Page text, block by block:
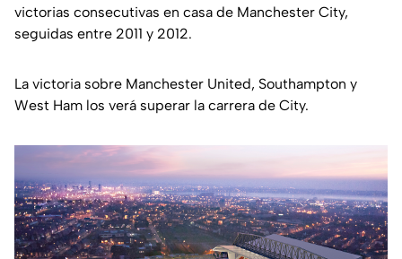
victorias consecutivas en casa de Manchester City,
seguidas entre 2011 y 2012.
La victoria sobre Manchester United, Southampton y
West Ham los verá superar la carrera de City.